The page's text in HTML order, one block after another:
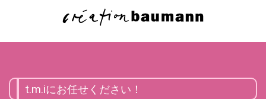
t.m.iにお任せください！